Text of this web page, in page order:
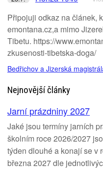
Připojuji odkaz na článek,
emontana.cz,a mimo
Tibetu. https://
zkusenosti-tibetska-doga/
Bedřichov a Jizerská
Nejnovější články
Jarní prázdniny 2027
Jaké jsou termíny jarních
školním roce 2026/2027
týden dlouhé a konají se v
března 2027 dle